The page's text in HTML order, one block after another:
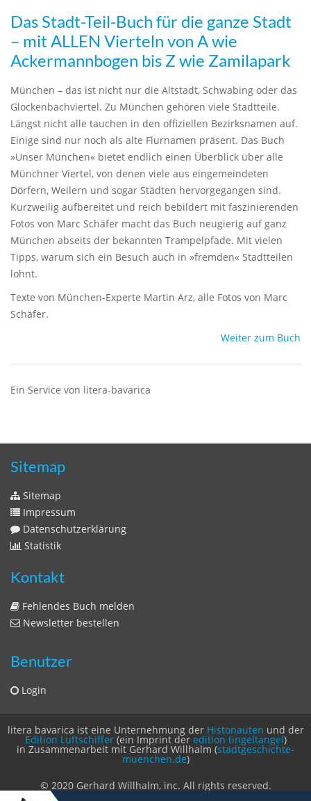
Das Stadt-Teil-Buch für die ganze Stadt
– mit ALLEN Vierteln von A wie
Ackermannbogen bis Z wie Zamilapark
München – das ist nicht nur die Altstadt, Schwabing oder das
Glockenbachviertel. Zu München gehören viele Stadtteile.
Längst nicht alle tauchen in den offiziellen Bezirksnamen auf.
Einige sind nur noch als alte Flurnamen präsent. Das Buch
»Unser München« bietet endlich einen Überblick über alle
Münchner Viertel, von denen viele aus eingemeindeten
Dörfern, Weilern und sogar Städten hervorgegangen sind.
Kurzweilig aufbereitet und reich bebildert mit faszinierenden
Fotos von Marc Schäfer macht das Buch neugierig auf ganz
München abseits der bekannten Trampelpfade. Mit vielen
Tipps, warum sich ein Besuch auch in »fremden« Stadtteilen
lohnt.
Texte von München-Experte Martin Arz, alle Fotos von Marc
Schäfer.
Weiter zum Buch
Ein Service von litera-bavarica
Sitemap
Sitemap
Impressum
Datenschutzerklärung
Statistik
Kontakt
Fehlendes Buch melden
Newsletter bestellen
Benutzer
Login
litera bavarica ist eine Unternehmung der Histonauten und der
Edition Luftschiffer(ein Imprint der edition tingeltangel)
in Zusammenarbeit mit Gerhard Willhalm (stadtgeschichte-
muenchen.de)
© 2020 Gerhard Willhalm, inc. All rights reserved.